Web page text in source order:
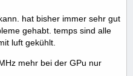
hat bisher immer sehr gut
gehabt. temps sind alle
luft gekühlt.
mehr bei der GPu nur